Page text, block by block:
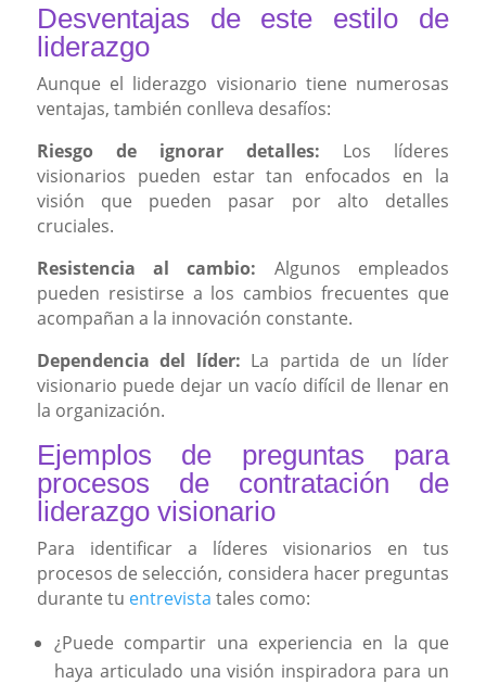
Desventajas de este estilo de
liderazgo
Aunque el liderazgo visionario tiene numerosas
ventajas, también conlleva desafíos:
Riesgo de ignorar detalles: Los líderes
visionarios pueden estar tan enfocados en la
visión que pueden pasar por alto detalles
cruciales.
Resistencia al cambio: Algunos empleados
pueden resistirse a los cambios frecuentes que
acompañan a la innovación constante.
Dependencia del líder: La partida de un líder
visionario puede dejar un vacío difícil de llenar en
la organización.
Ejemplos de preguntas para
procesos de contratación de
liderazgo visionario
Para identificar a líderes visionarios en tus
procesos de selección, considera hacer preguntas
durante tu entrevista tales como:
¿Puede compartir una experiencia en la que
haya articulado una visión inspiradora para un